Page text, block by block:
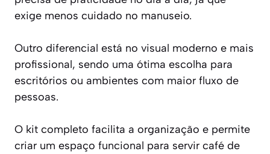
exige menos cuidado no manuseio.
Outro diferencial está no visual moderno e mais
profissional, sendo uma ótima escolha para
escritórios ou ambientes com maior fluxo de
pessoas.
O kit completo facilita a organização e permite
criar um espaço funcional para servir café de